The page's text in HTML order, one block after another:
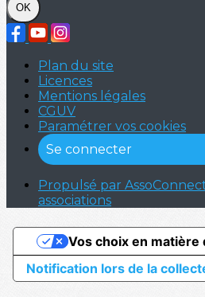
OK
Plan du site
Licences
Mentions légales
CGUV
Paramétrer vos cookies
Se connecter
Propulsé par
associations
Notification lors de la
Vos choix en